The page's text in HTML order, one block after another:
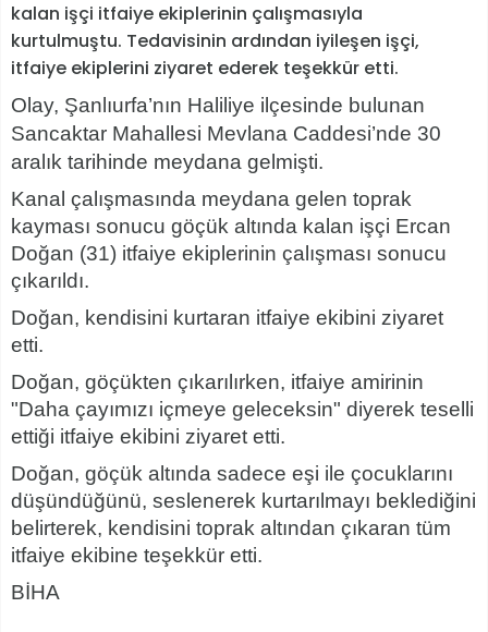
kalan işçi itfaiye ekiplerinin çalışmasıyla
kurtulmuştu. Tedavisinin ardından iyileşen işçi,
itfaiye ekiplerini ziyaret ederek teşekkür etti.
Olay, Şanlıurfa’nın Haliliye ilçesinde bulunan
Sancaktar Mahallesi Mevlana Caddesi’nde 30
aralık tarihinde meydana gelmişti.
Kanal çalışmasında meydana gelen toprak
kayması sonucu göçük altında kalan işçi Ercan
Doğan (31) itfaiye ekiplerinin çalışması sonucu
çıkarıldı.
Doğan, kendisini kurtaran itfaiye ekibini ziyaret
etti.
Doğan, göçükten çıkarılırken, itfaiye amirinin
"Daha çayımızı içmeye geleceksin" diyerek teselli
ettiği itfaiye ekibini ziyaret etti.
Doğan, göçük altında sadece eşi ile çocuklarını
düşündüğünü, seslenerek kurtarılmayı beklediğini
belirterek, kendisini toprak altından çıkaran tüm
itfaiye ekibine teşekkür etti.
BİHA